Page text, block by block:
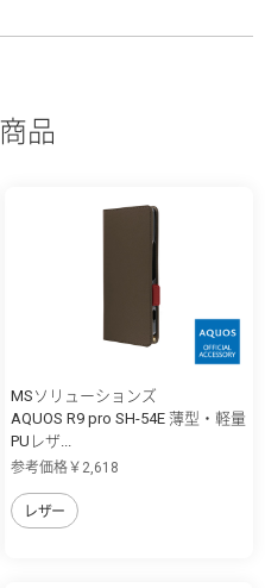
品
MSソリューションズ
AQUOS R9 pro SH-54E 薄型・軽量
PUレザ...
参考価格￥2,618
レザー